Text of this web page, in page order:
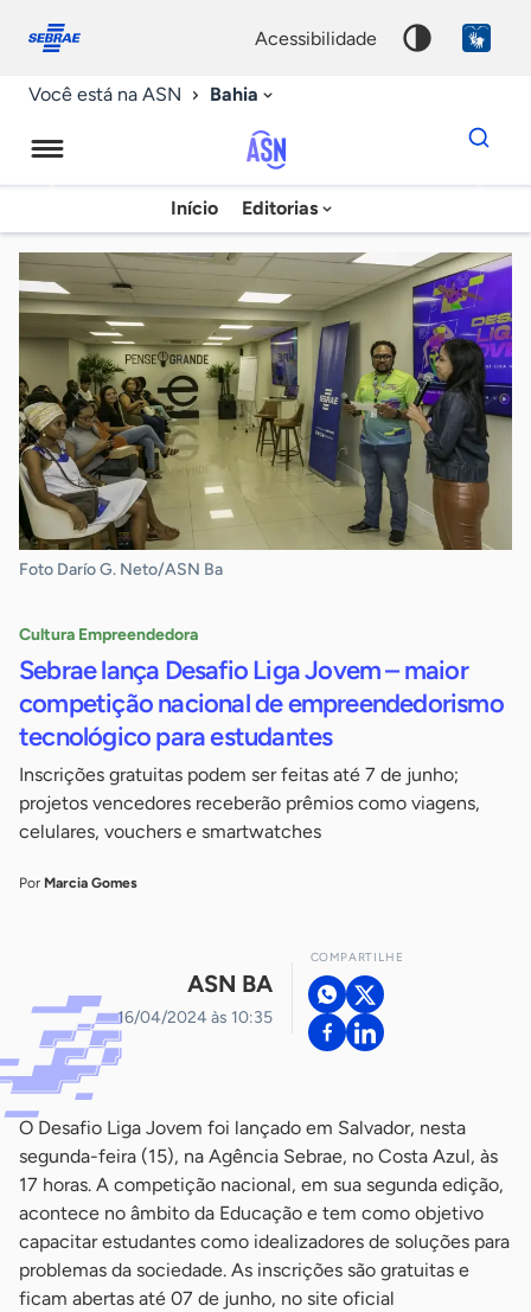
conosco
acessibilidade
Você está na ASN Bahia
Agência
Sebrae
de
Notícias
Início Editorias
Dados
para
chave
Foto Darío G. Neto/ASN Ba
Cultura Empreendedora
Sebrae lança Desafio Liga Jovem – maior
competição nacional de empreendedorismo
tecnológico para estudantes
Inscrições gratuitas podem ser feitas até 7 de junho;
projetos vencedores receberão prêmios como viagens,
celulares, vouchers e smartwatches
Por Marcia Gomes
ASN BA
16/04/2024 às 10:35
COMPARTILHE
O Desafio Liga Jovem foi lançado em Salvador, nesta
segunda-feira (15), na Agência Sebrae, no Costa Azul, às
17 horas. A competição nacional, em sua segunda edição,
acontece no âmbito da Educação e tem como objetivo
capacitar estudantes como idealizadores de soluções para
problemas da sociedade. As inscrições são gratuitas e
ficam abertas até 07 de junho, no site oficial